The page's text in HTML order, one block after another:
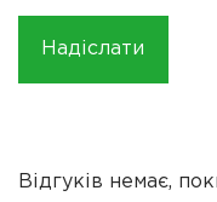
Відгуків немає,